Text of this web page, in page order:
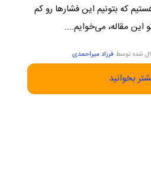
که بتونیم این فشارها رو کم
این مقاله، می‌خوایم....
شده توسط فرزاد میراحمدی
بخوانید